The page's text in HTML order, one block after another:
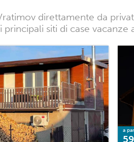
direttamente da
siti di case vacanze
a